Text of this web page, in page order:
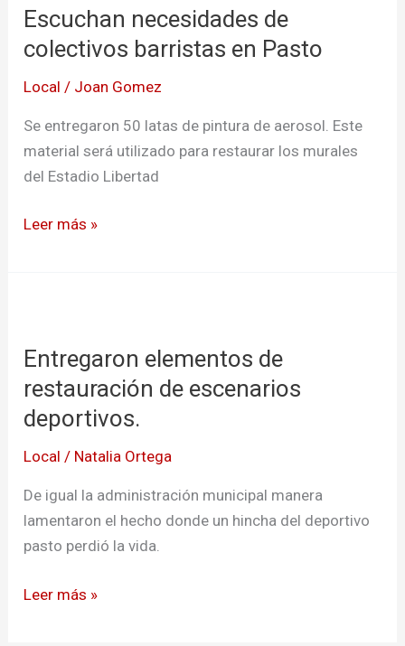
Escuchan necesidades de
colectivos barristas en Pasto
Local / Joan Gomez
Se entregaron 50 latas de pintura de aerosol. Este
material será utilizado para restaurar los murales
del Estadio Libertad
de
colectivos
en
Pasto
Leer más »
Entregaron elementos de
restauración de escenarios
deportivos.
Local / Natalia Ortega
De igual la administración municipal manera
lamentaron el hecho donde un hincha del deportivo
pasto perdió la vida.
de
restauración
de
escenarios
deportivos.
Leer más »